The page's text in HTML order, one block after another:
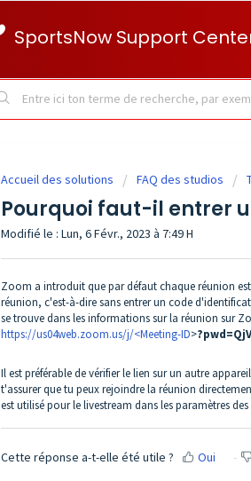
SportsNow Support
Accueil des solutions FAQ des studios
Pourquoi faut-il entrer
Modifié le : Lun, 6 Févr., 2023 à 7:49 H
Zoom a introduit que par défaut chaque réunion
réunion, c'est-à-dire sans entrer un code
se trouve dans les informations sur la réunion sur
https://us04web.zoom.us/j/<Meeting-ID>
Il est préférable de vérifier le lien sur un autre
t'assurer que tu peux rejoindre la réunion
est utilisé pour le livestream dans les paramètres
Cette réponse a-t-elle été utile ? Oui